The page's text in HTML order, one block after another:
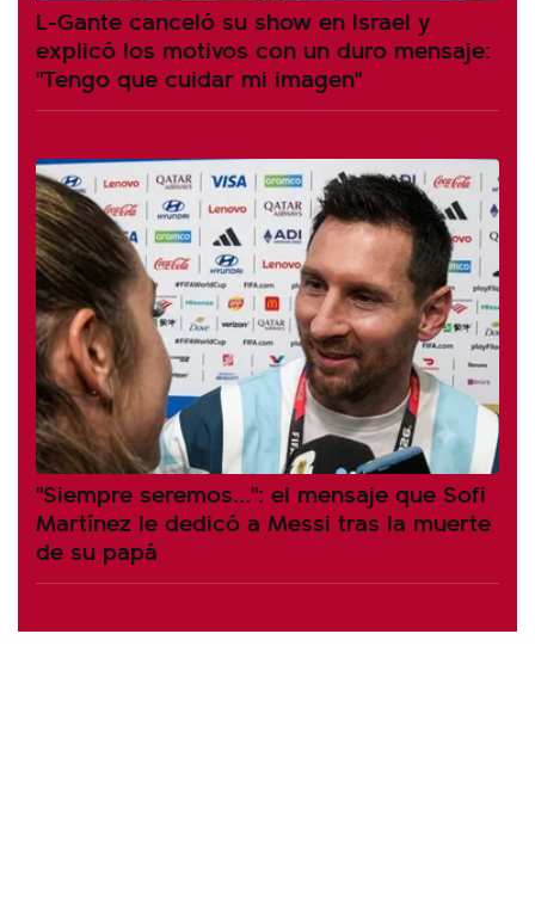
L-Gante canceló su show en Israel y
explicó los motivos con un duro mensaje:
"Tengo que cuidar mi imagen"
"Siempre seremos...": el mensaje que Sofi
Martínez le dedicó a Messi tras la muerte
de su papá